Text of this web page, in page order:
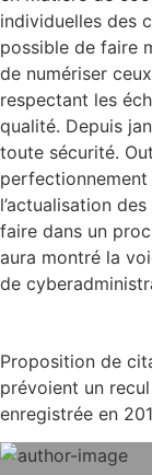
individuelles des
possible de faire
de numériser
respectant les
qualité. Depuis
toute sécurité.
l’actualisation
faire dans un
aura montré la
de
Proposition de
prévoient un
enregistrée en